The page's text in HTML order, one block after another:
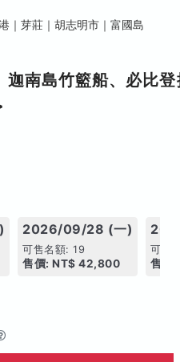
｜芽莊｜胡志明市｜富國島
迦南島⽵籃船、必比登
2026/09/28 (一)
可售名額: 19
售價: NT$ 42,800
可售
售價